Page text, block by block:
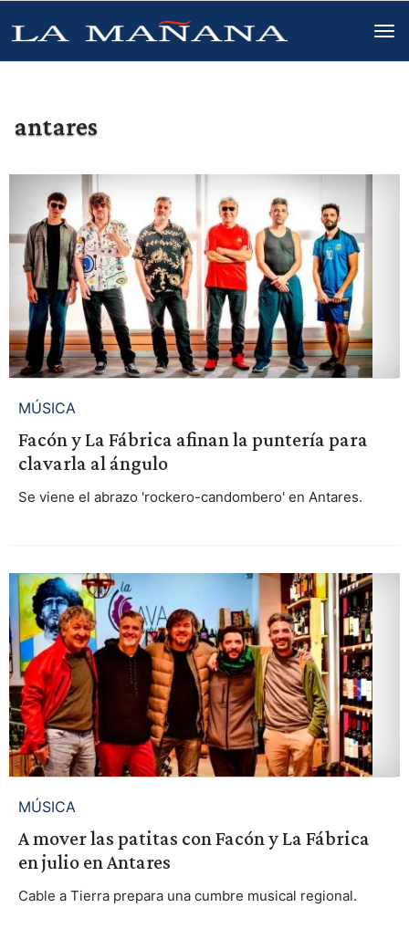
antares
MÚSICA
Facón y La Fábrica afinan la puntería para
clavarla al ángulo
Se viene el abrazo 'rockero-candombero' en Antares.
MÚSICA
A mover las patitas con Facón y La Fábrica
en julio en Antares
Cable a Tierra prepara una cumbre musical regional.